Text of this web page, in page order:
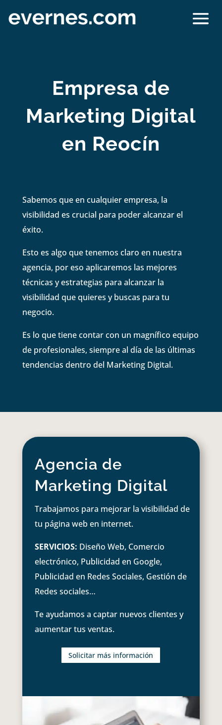
Empresa de
Marketing Digital
en Reocín
Sabemos que en cualquier empresa, la
visibilidad es crucial para poder alcanzar el
éxito.
Esto es algo que tenemos claro en nuestra
agencia, por eso aplicaremos las mejores
técnicas y estrategias para alcanzar la
visibilidad que quieres y buscas para tu
negocio.
Es lo que tiene contar con un magnífico equipo
de profesionales, siempre al día de las últimas
tendencias dentro del Marketing Digital.
Agencia de
Marketing Digital
Trabajamos para mejorar la visibilidad de
tu página web en internet.
SERVICIOS: Diseño Web, Comercio
electrónico, Publicidad en Google,
Publicidad en Redes Sociales, Gestión de
Redes sociales…
Te ayudamos a captar nuevos clientes y
aumentar tus ventas.
Solicitar más información